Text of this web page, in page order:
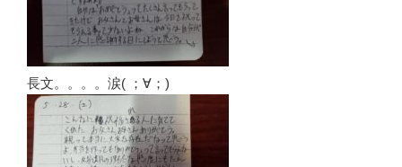
長文。。。。涙( ；∀；)